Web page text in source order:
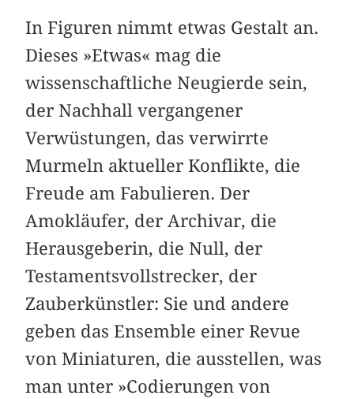
In Figuren nimmt etwas Gestalt an.
Dieses »Etwas« mag die
wissenschaftliche Neugierde sein,
der Nachhall vergangener
Verwüstungen, das verwirrte
Murmeln aktueller Konflikte, die
Freude am Fabulieren. Der
Amokläufer, der Archivar, die
Herausgeberin, die Null, der
Testamentsvollstrecker, der
Zauberkünstler: Sie und andere
geben das Ensemble einer Revue
von Miniaturen, die ausstellen, was
man unter »Codierungen von